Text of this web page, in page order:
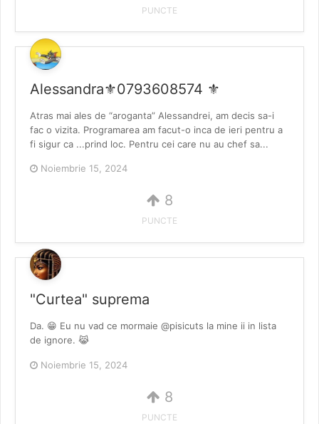
PUNCTE
Alessandra⚜️0793608574 ⚜️
Atras mai ales de “aroganta” Alessandrei, am decis sa-i
fac o vizita. Programarea am facut-o inca de ieri pentru a
fi sigur ca ...prind loc. Pentru cei care nu au chef sa...
Noiembrie 15, 2024
8
PUNCTE
"Curtea" suprema
Da. 😁 Eu nu vad ce mormaie @pisicuts la mine ii in lista
de ignore. 😹
Noiembrie 15, 2024
8
PUNCTE